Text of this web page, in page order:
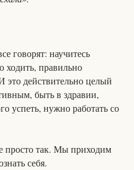
говорят: научитесь
ходить, правильно
это действительно целый
быть в здравии,
успеть, нужно работать со
так. Мы приходим
себя.